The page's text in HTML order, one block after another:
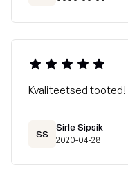
Kvaliteetsed tooted!
SS
Sirle Sipsik
2020-04-28